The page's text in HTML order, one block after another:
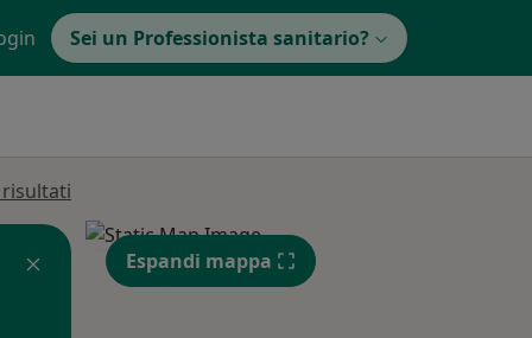
Sei un Professionista sanitario?
Espandi mappa